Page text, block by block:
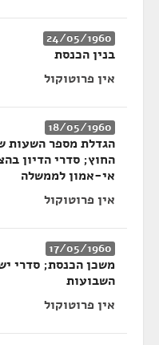
24/05/1960
בנין הכנסת
אין פרוטוקול
18/05/1960
הגדלת מספר השעות
החוץ; סדרי הדיון
אי-אמון לממשלה
אין פרוטוקול
17/05/1960
משכן הכנסת; סדרי
השבועות
אין פרוטוקול